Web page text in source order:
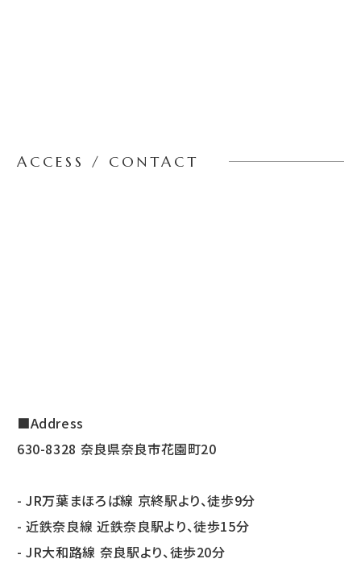
ACCESS / CONTACT
■Address
630-8328 奈良県奈良市花園町20
- JR万葉まほろば線 京終駅より、徒歩9分
- 近鉄奈良線 近鉄奈良駅より、徒歩15分
- JR大和路線 奈良駅より、徒歩20分